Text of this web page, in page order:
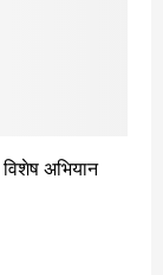
अभियान